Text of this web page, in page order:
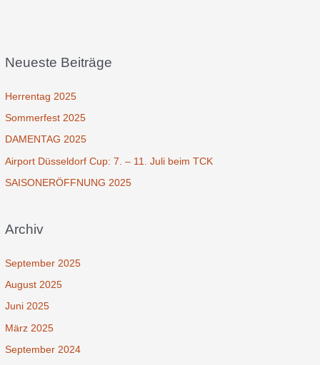
Neueste Beiträge
Herrentag 2025
Sommerfest 2025
DAMENTAG 2025
Airport Düsseldorf Cup: 7. – 11. Juli beim TCK
SAISONERÖFFNUNG 2025
Archiv
September 2025
August 2025
Juni 2025
März 2025
September 2024